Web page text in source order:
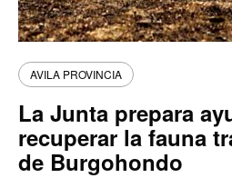
AVILA PROVINCIA
La Junta prepara
recuperar la fauna
de Burgohondo